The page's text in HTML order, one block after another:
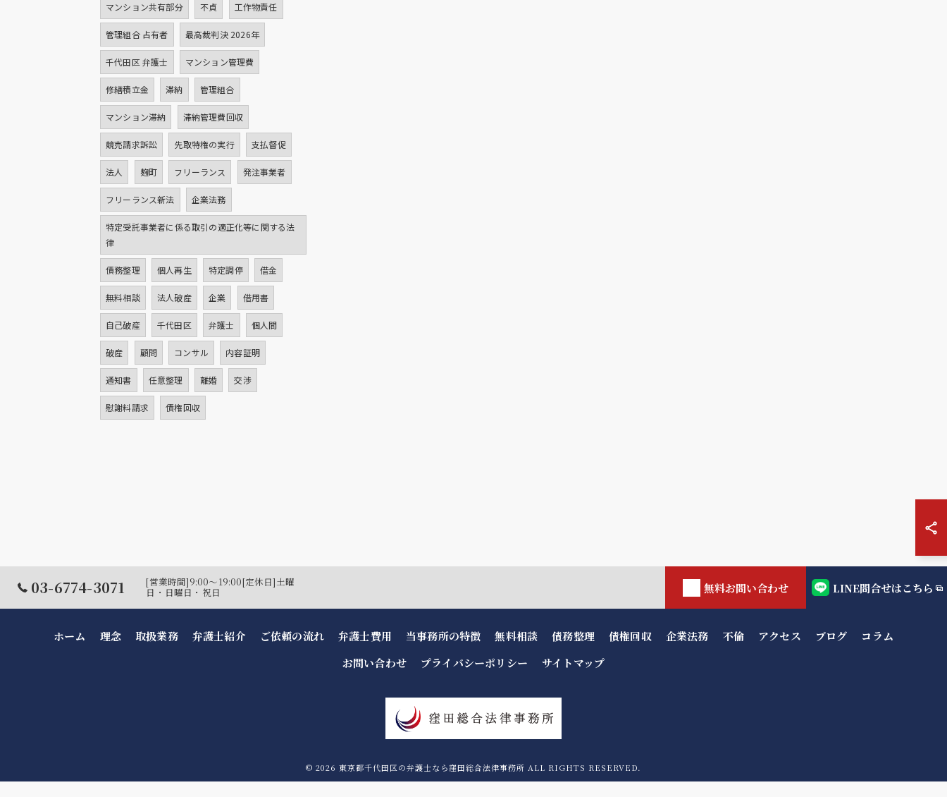
マンション共有部分 不貞 工作物責任
管理組合 占有者 最高裁判決 2026年
千代田区 弁護士 マンション管理費
修繕積立金 滞納 管理組合
マンション滞納 滞納管理費回収
競売請求訴訟 先取特権の実行 支払督促
法人 麹町 フリーランス 発注事業者
フリーランス新法 企業法務
特定受託事業者に係る取引の適正化等に関する法
律
債務整理 個人再生 特定調停 借金
無料相談 法人破産 企業 借用書
自己破産 千代田区 弁護士 個人間
破産 顧問 コンサル 内容証明
通知書 任意整理 離婚 交渉
慰謝料請求 債権回収
03-6774-3071
[営業時間]9:00～19:00[定休日]土曜
日・日曜日・祝日
無料お問い合わせ LINE問合せはこちら
ホーム 理念 取扱業務 弁護士紹介 ご依頼の流れ 弁護士費用 当事務所の特徴 無料相談 債務整理 債権回収 企業法務 不倫 アクセス ブログ
コラム
お問い合わせ
プライバシーポリシー サイトマップ
© 2026 東京都千代田区の弁護士なら窪田総合法律事務所 ALL RIGHTS RESERVED.